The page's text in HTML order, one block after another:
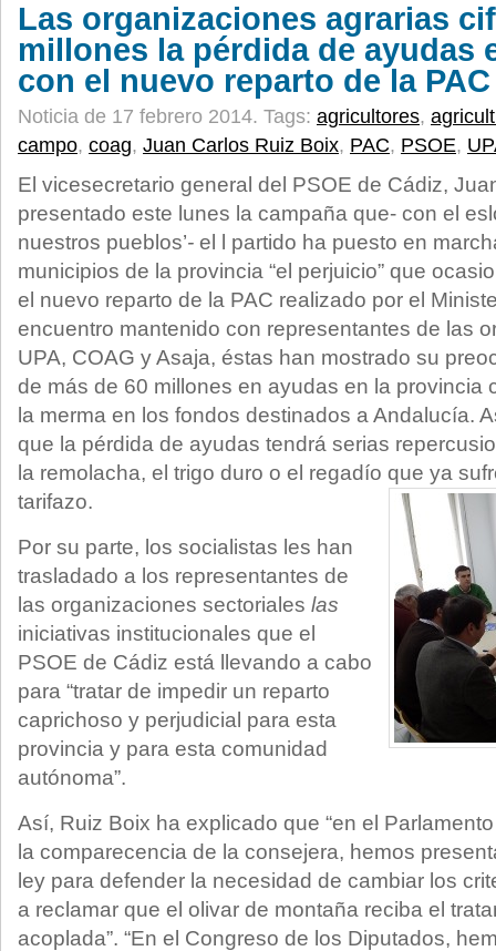
Las organizaciones agrarias
millones la pérdida de ayudas
con el nuevo reparto de la PAC
Noticia de 17 febrero 2014. Tags: agricultores,
campo, coag, Juan Carlos Ruiz Boix, PAC, PSOE,
El vicesecretario general del PSOE de Cádiz,
presentado este lunes la campaña que- con el
nuestros pueblos’- el l partido ha puesto en
municipios de la provincia “el perjuicio” que
el nuevo reparto de la PAC realizado por el
encuentro mantenido con representantes de las
UPA, COAG y Asaja, éstas han mostrado su
de más de 60 millones en ayudas en la provincia
la merma en los fondos destinados a Andalucía.
que la pérdida de ayudas tendrá serias
la remolacha, el trigo duro o el regadío que ya
tarifazo.
Por su parte, los socialistas les han
trasladado a los representantes de
las organizaciones sectoriales las
iniciativas institucionales que el
PSOE de Cádiz está llevando a cabo
para “tratar de impedir un reparto
caprichoso y perjudicial para esta
provincia y para esta comunidad
autónoma”.
Así, Ruiz Boix ha explicado que “en el
la comparecencia de la consejera, hemos
ley para defender la necesidad de cambiar los
a reclamar que el olivar de montaña reciba el
acoplada”. “En el Congreso de los Diputados,